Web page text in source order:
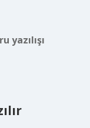
yazılışı